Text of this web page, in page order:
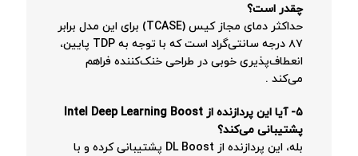
چقدر است؟
حداکثر دمای مجاز کیس (TCASE) برای این مدل برابر
۸۷ درجه سانتی‌گراد است که با توجه به TDP پایین،
انعطاف‌پذیری خوبی در طراحی خنک‌کننده فراهم
می‌کند .
۵- آیا این پردازنده از Intel Deep Learning Boost
پشتیبانی می‌کند؟
بله، این پردازنده از DL Boost پشتیبانی کرده و با